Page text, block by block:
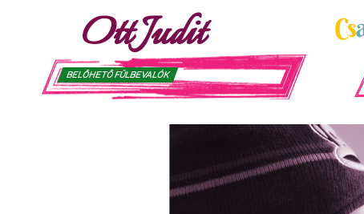
Ott Judit
BELŐHETŐ FÜLBEVALÓK